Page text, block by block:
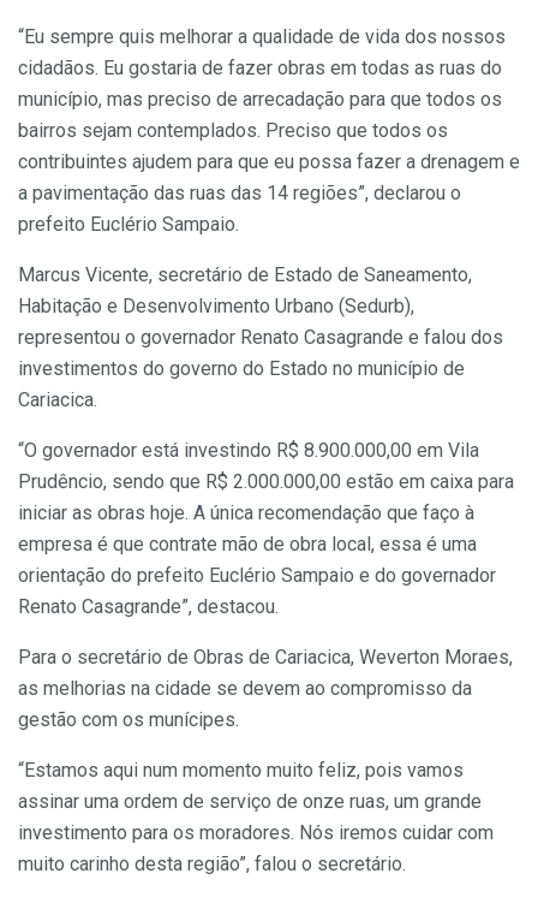
“Eu sempre quis melhorar a qualidade de vida dos nossos
cidadãos. Eu gostaria de fazer obras em todas as ruas do
município, mas preciso de arrecadação para que todos os
bairros sejam contemplados. Preciso que todos os
contribuintes ajudem para que eu possa fazer a drenagem e
a pavimentação das ruas das 14 regiões”, declarou o
prefeito Euclério Sampaio.
Marcus Vicente, secretário de Estado de Saneamento,
Habitação e Desenvolvimento Urbano (Sedurb),
representou o governador Renato Casagrande e falou dos
investimentos do governo do Estado no município de
Cariacica.
“O governador está investindo R$ 8.900.000,00 em Vila
Prudêncio, sendo que R$ 2.000.000,00 estão em caixa para
iniciar as obras hoje. A única recomendação que faço à
empresa é que contrate mão de obra local, essa é uma
orientação do prefeito Euclério Sampaio e do governador
Renato Casagrande”, destacou.
Para o secretário de Obras de Cariacica, Weverton Moraes,
as melhorias na cidade se devem ao compromisso da
gestão com os munícipes.
“Estamos aqui num momento muito feliz, pois vamos
assinar uma ordem de serviço de onze ruas, um grande
investimento para os moradores. Nós iremos cuidar com
muito carinho desta região”, falou o secretário.